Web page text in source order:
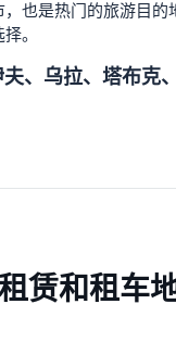
也是热门的旅游目
。
、乌拉、塔布克
赁和租车